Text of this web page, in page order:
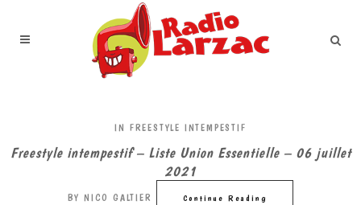
IN FREESTYLE INTEMPESTIF
Freestyle intempestif – Liste Union Essentielle – 06 juillet
2021
BY NICO GALTIER Continue Reading